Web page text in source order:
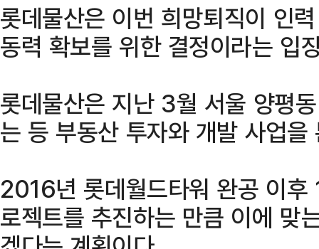
롯데물산은 이번 희망퇴직이 인
동력 확보를 위한 결정이라는 입
롯데물산은 지난 3월 서울 양평
는 등 부동산 투자와 개발 사업을
2016년 롯데월드타워 완공 이
로젝트를 추진하는 만큼 이에 맞